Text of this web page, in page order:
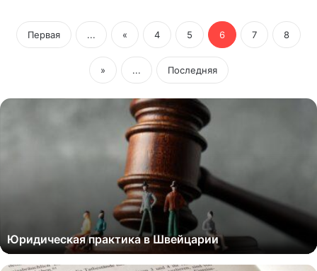
Первая ... « 4 5 6 7 8
» ... Последняя
Юридическая практика в Швейцарии